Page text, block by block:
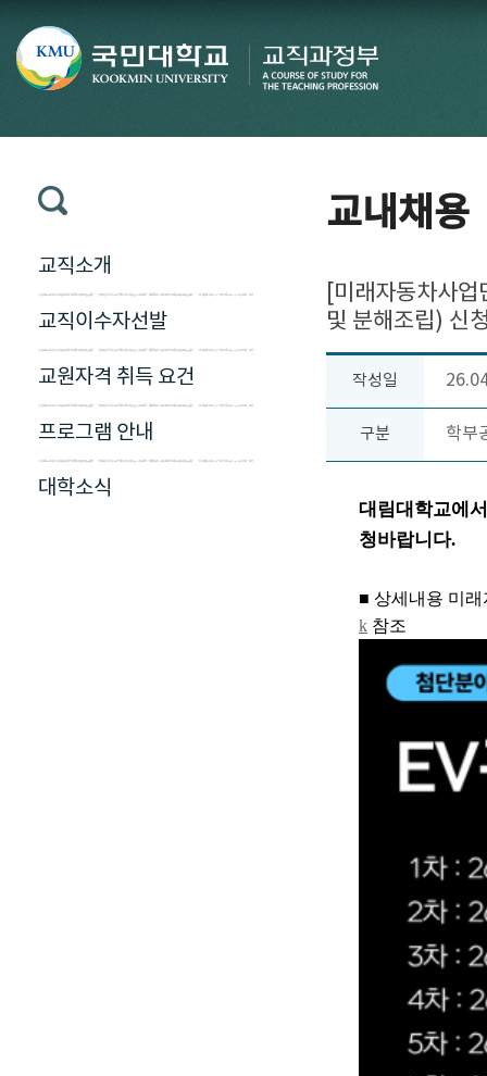
교직소개
교직이수자선발
교원자격 취득 요건
프로그램 안내
대학소식
교내채용
[미래자동차사
및 분해조립) 신
작성일
구분 학부
대림대학교에
청바랍니다.
■ 상세내용 미
k 참조